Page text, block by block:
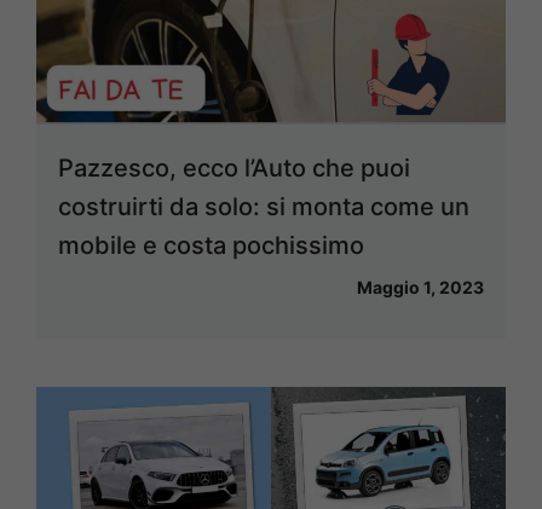
Pazzesco, ecco l’Auto che puoi
costruirti da solo: si monta come un
mobile e costa pochissimo
Maggio 1, 2023